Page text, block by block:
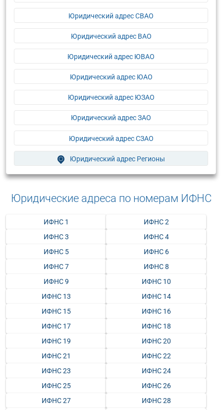
Юридический адрес СВАО
Юридический адрес ВАО
Юридический адрес ЮВАО
Юридический адрес ЮАО
Юридический адрес ЮЗАО
Юридический адрес ЗАО
Юридический адрес СЗАО
Юридический адрес Регионы
Юридические адреса по номерам ИФНС
ИФНС 1
ИФНС 2
ИФНС 3
ИФНС 4
ИФНС 5
ИФНС 6
ИФНС 7
ИФНС 8
ИФНС 9
ИФНС 10
ИФНС 13
ИФНС 14
ИФНС 15
ИФНС 16
ИФНС 17
ИФНС 18
ИФНС 19
ИФНС 20
ИФНС 21
ИФНС 22
ИФНС 23
ИФНС 24
ИФНС 25
ИФНС 26
ИФНС 27
ИФНС 28